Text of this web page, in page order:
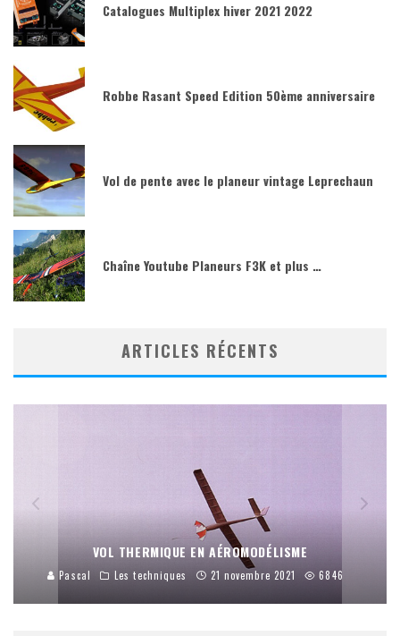
Catalogues Multiplex hiver 2021 2022
Robbe Rasant Speed Edition 50ème anniversaire
Vol de pente avec le planeur vintage Leprechaun
Chaîne Youtube Planeurs F3K et plus …
ARTICLES RÉCENTS
LE BOIS, LES DIFFÉRENTES ESSENCES UTILISÉES EN
MODÉLISME [MATERIEL]
Pascal Le matériel 17 septembre 2016 42217